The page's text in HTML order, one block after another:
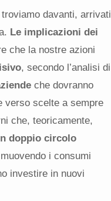
davanti, arrivati
Le implicazioni dei
che la nostre azioni
, secondo l’analisi di
che dovranno
verso scelte a sempre
che, teoricamente,
doppio circolo
i consumi
investire in nuovi